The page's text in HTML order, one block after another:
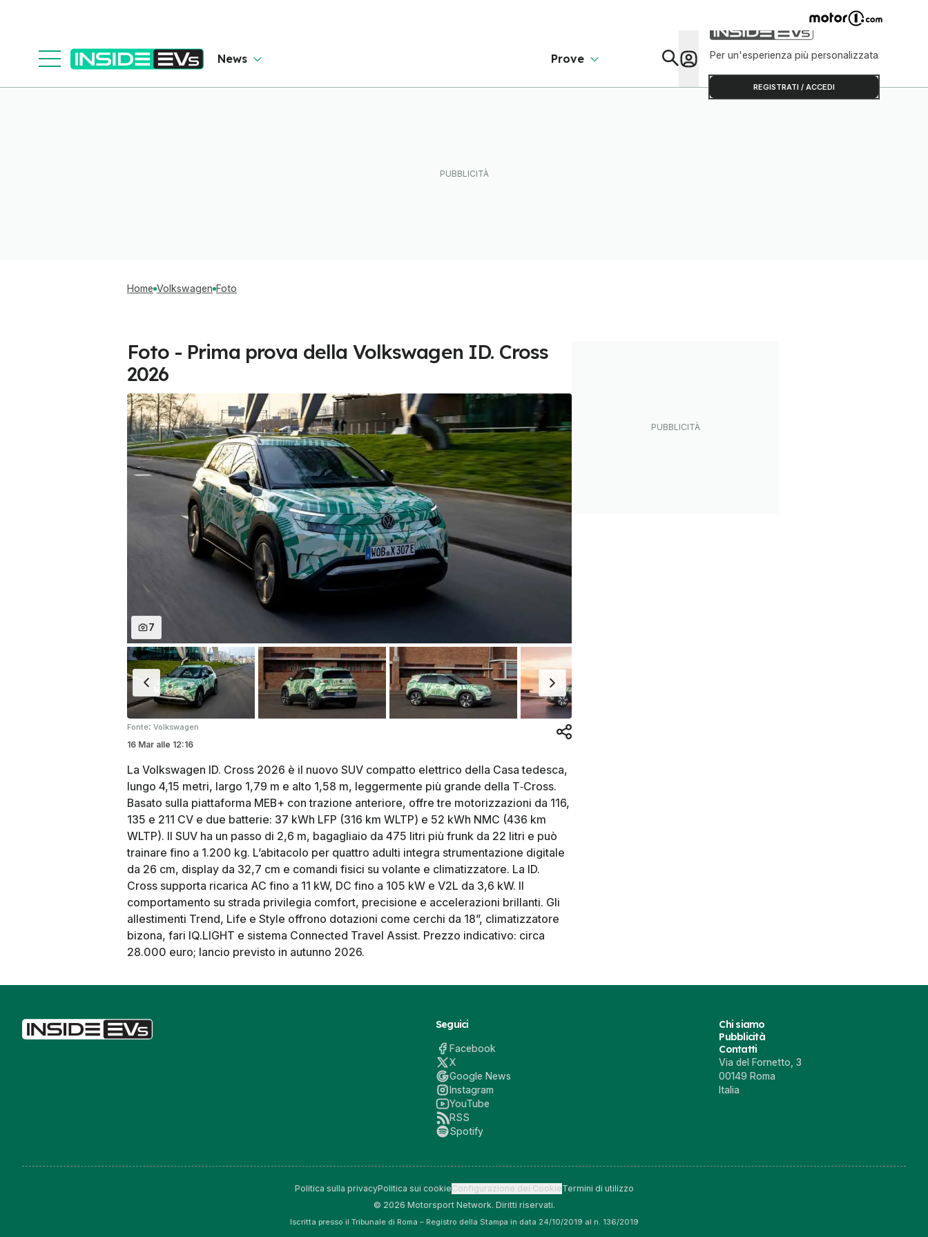
News Prove Per un'esperienza più personalizzata
REGISTRATI / ACCEDI
Home Volkswagen Foto
Foto - Prima prova della Volkswagen ID. Cross
2026
7
Fonte: Volkswagen
16 Mar alle 12:16
La Volkswagen ID. Cross 2026 è il nuovo SUV compatto elettrico della Casa tedesca,
lungo 4,15 metri, largo 1,79 m e alto 1,58 m, leggermente più grande della T‑Cross.
Basato sulla piattaforma MEB+ con trazione anteriore, offre tre motorizzazioni da 116,
135 e 211 CV e due batterie: 37 kWh LFP (316 km WLTP) e 52 kWh NMC (436 km
WLTP). Il SUV ha un passo di 2,6 m, bagagliaio da 475 litri più frunk da 22 litri e può
trainare fino a 1.200 kg. L’abitacolo per quattro adulti integra strumentazione digitale
da 26 cm, display da 32,7 cm e comandi fisici su volante e climatizzatore. La ID.
Cross supporta ricarica AC fino a 11 kW, DC fino a 105 kW e V2L da 3,6 kW. Il
comportamento su strada privilegia comfort, precisione e accelerazioni brillanti. Gli
allestimenti Trend, Life e Style offrono dotazioni come cerchi da 18”, climatizzatore
bizona, fari IQ.LIGHT e sistema Connected Travel Assist. Prezzo indicativo: circa
28.000 euro; lancio previsto in autunno 2026.
Seguici
Facebook
X
Google News
Instagram
YouTube
RSS
Spotify
Chi siamo
Pubblicità
Contatti
Via del Fornetto, 3
00149 Roma
Italia
Politica sulla privacyPolitica sui cookieConfigurazione dei CookieTermini di utilizzo
© 2026 Motorsport Network. Diritti riservati.
Iscritta presso il Tribunale di Roma – Registro della Stampa in data 24/10/2019 al n. 136/2019